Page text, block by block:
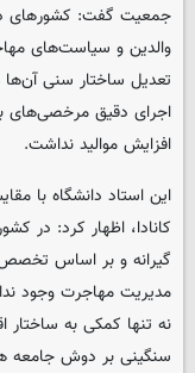
جمعیت گفت: کشورهای
والدین و سیاست‌های
تعدیل ساختار سنی
اجرای دقیق مرخصی‌های
افزایش موالید نداشت.
این استاد دانشگاه با
کانادا، اظهار کرد: در
گیرانه و بر اساس
مدیریت مهاجرت وجود
نه تنها کمکی به ساختار
سنگینی بر دوش جامعه